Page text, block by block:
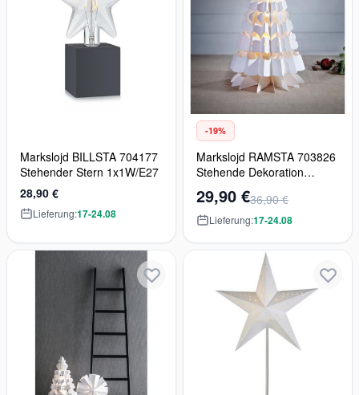
Markslojd BILLSTA 704177
Stehender Stern 1x1W/E27
28,90 €
Lieferung:17-24.08
-19%
Markslojd RAMSTA 703826
Stehende Dekoration
1x25W/E14
29,90 €36,90 €
Lieferung:17-24.08